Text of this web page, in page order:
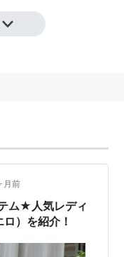
月前
ム★人気レディ
）を紹介！